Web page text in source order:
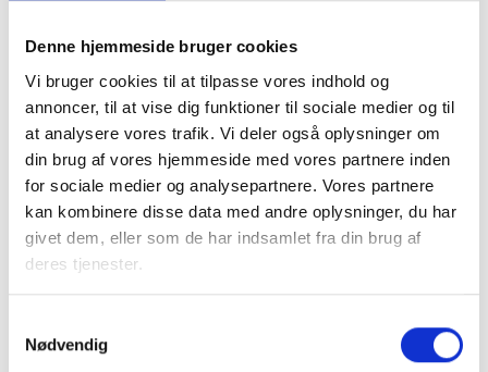
Denne hjemmeside bruger cookies
Vi bruger cookies til at tilpasse vores indhold og
annoncer, til at vise dig funktioner til sociale medier og til
at analysere vores trafik. Vi deler også oplysninger om
din brug af vores hjemmeside med vores partnere inden
for sociale medier og analysepartnere. Vores partnere
kan kombinere disse data med andre oplysninger, du har
givet dem, eller som de har indsamlet fra din brug af
deres tjenester.
Nødvendig
Gert Nielsen / Lars Schmidt
Relateret indhold Viden
BL INFORMERER
Nye krav om fjernaflæste målere – alle
08. juni 2026